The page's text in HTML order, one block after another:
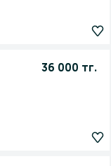
36 000 тг.